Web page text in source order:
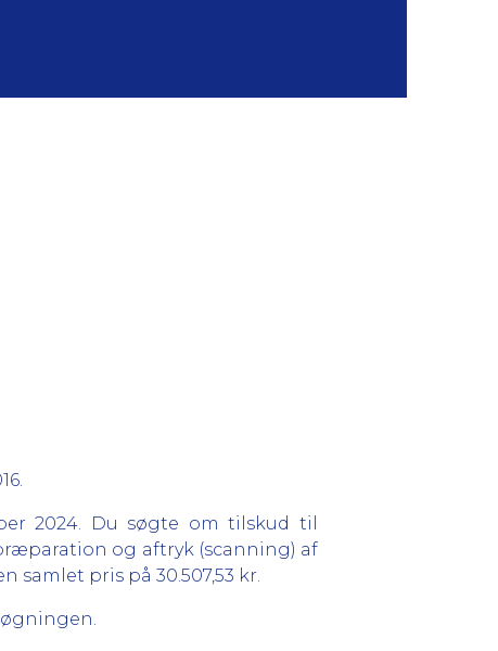
2024. Du søgte om tilskud til
og aftryk (scanning) af
samlet pris på 30.507,53 kr.